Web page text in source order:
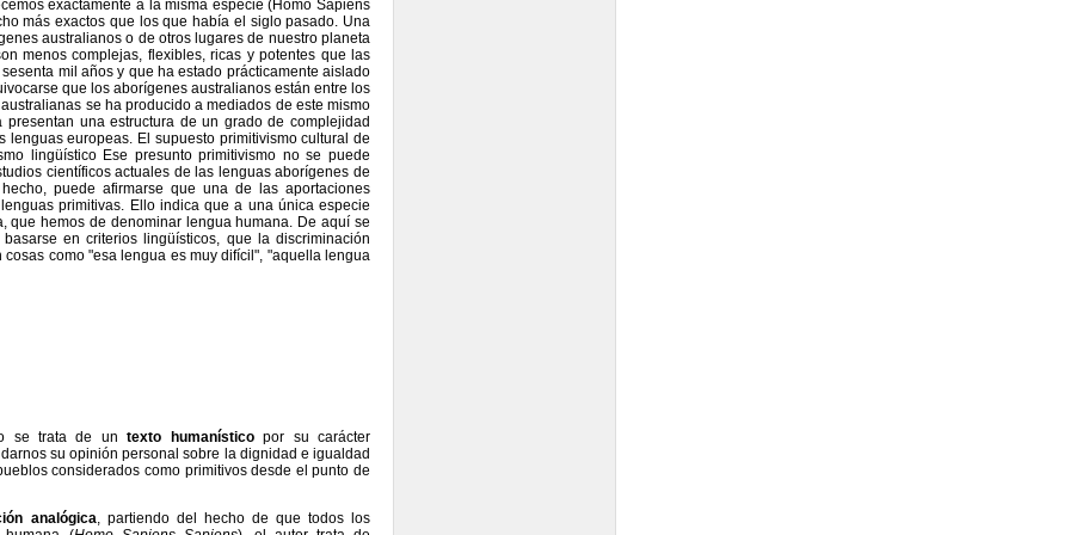
exactamente a la misma especie (Homo Sapiens
más exactos que los que había el siglo pasado. Una
australianos o de otros lugares de nuestro planeta
menos complejas, flexibles, ricas y potentes que las
mil años y que ha estado prácticamente aislado
que los aborígenes australianos están entre los
se ha producido a mediados de este mismo
una estructura de un grado de complejidad
europeas. El supuesto primitivismo cultural de
lingüístico Ese presunto primitivismo no se puede
científicos actuales de las lenguas aborígenes de
puede afirmarse que una de las aportaciones
primitivas. Ello indica que a una única especie
que hemos de denominar lengua humana. De aquí se
en criterios lingüísticos, que la discriminación
como "esa lengua es muy difícil", "aquella lengua
se trata de untexto humanísticopor su carácter
su opinión personal sobre la dignidad e igualdad
considerados como primitivos desde el punto de
analógica, partiendo del hecho de que todos los